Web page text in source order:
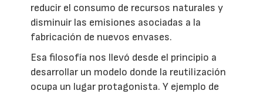
reducir el consumo de recursos naturales y
disminuir las emisiones asociadas a la
fabricación de nuevos envases.
Esa filosofía nos llevó desde el principio a
desarrollar un modelo donde la reutilización
ocupa un lugar protagonista. Y ejemplo de